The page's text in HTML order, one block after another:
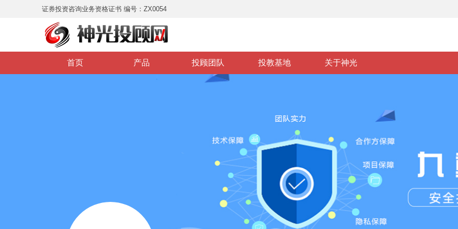
证券投资咨询业务资格证书 编号：ZX0054
首页 产品 投顾团队
投教基地
基础知识
政策法规
风险警示
投资维权
投教视频
投教活动
关于神光